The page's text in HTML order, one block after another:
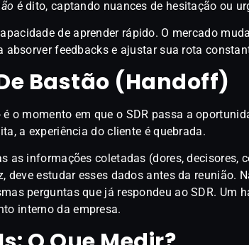
é dito, captando nuances de hesitação ou
de aprender rápido. O mercado
absorver feedbacks e ajustar sua rota
Bastão (Handoff)
o momento em que o SDR passa a
a experiência do cliente é quebrada.
as informações coletadas (dores, decisores,
deve estudar esses dados antes da reunião.
perguntas que já respondeu ao SDR. Um
interno da empresa.